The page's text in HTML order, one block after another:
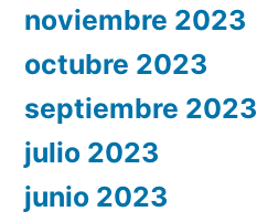
noviembre 2023
octubre 2023
septiembre 2023
julio 2023
junio 2023